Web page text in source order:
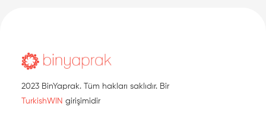
2023 BinYaprak. Tüm hakları saklıdır. Bir
TurkishWIN girişimidir